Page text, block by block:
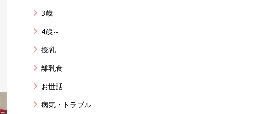
3歳
4歳～
授乳
離乳食
お世話
病気・トラブル